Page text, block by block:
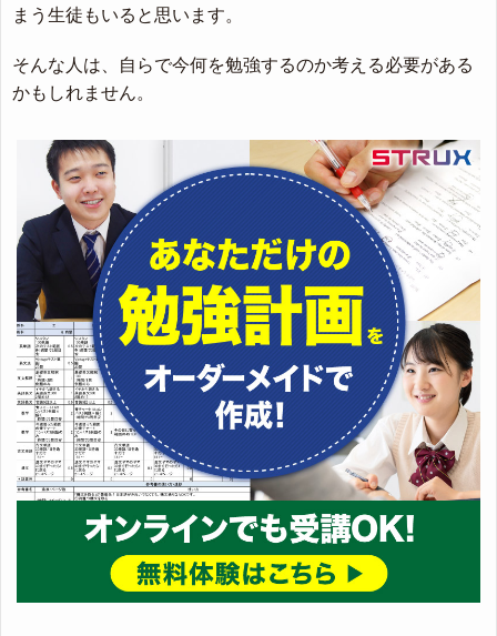
まう生徒もいると思います。
そんな人は、自らで今何を勉強するのか考える必要がある
かもしれません。